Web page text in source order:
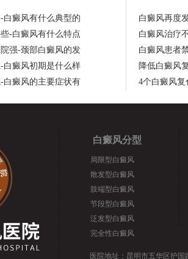
白癜风有什么典型的
-白癜风有什么特点
强-颈部白癜风的发
白癜风初期是什么样
白癜风的主要症状有
白癜风再度
白癜风治疗
白癜风患者
降低白癜风
4个白癜风
白癜风分型
局限型白癜风
散发型白癜风
肢端型白癜风
节段型白癜风
泛发型白癜风
完全性白癜风
医院地址：昆明市五华区护国